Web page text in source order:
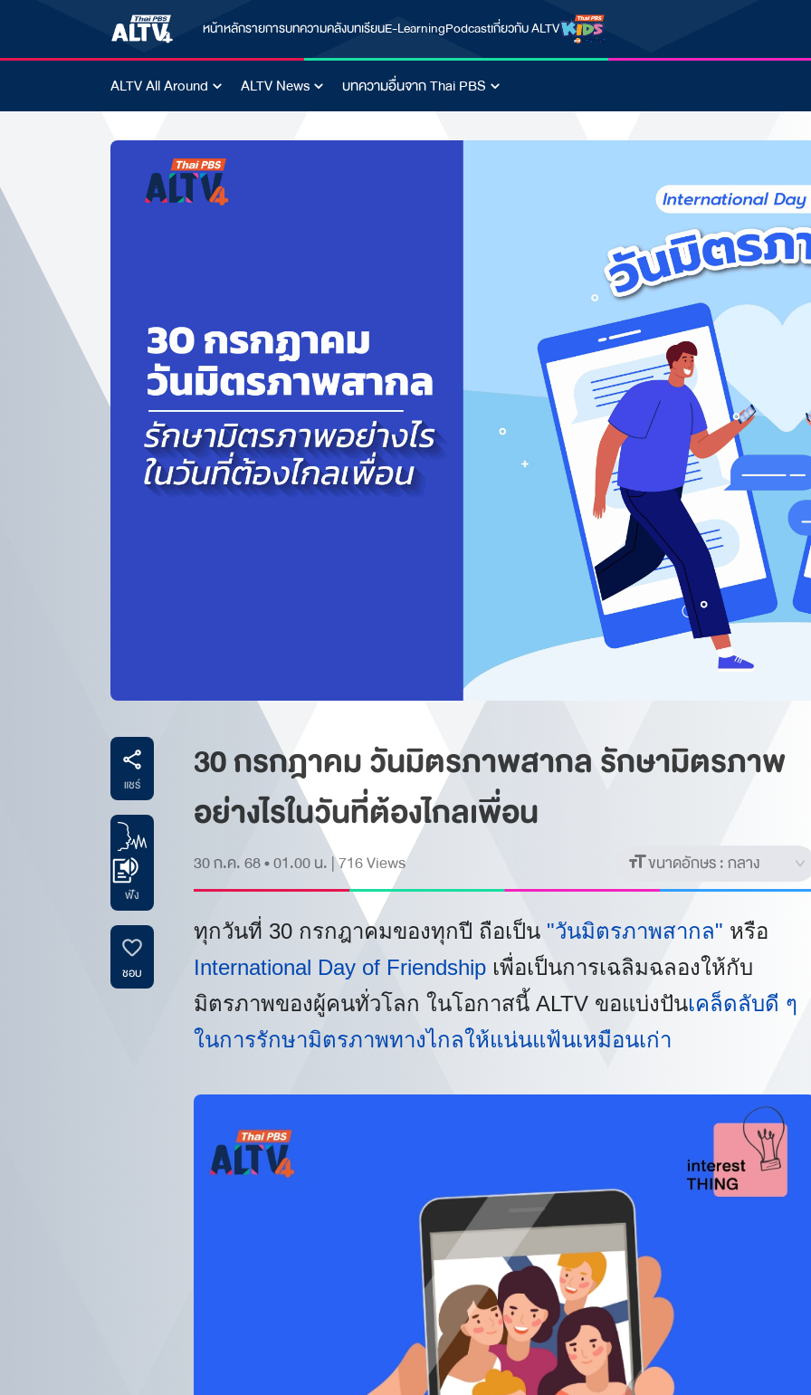
หน้าหลักรายการบทความคลังบทเรียนE-LearningPodcastเกี่ยวกับ ALTV
ALTV All Around ALTV News บทความอื่นจาก Thai PBS
แชร์
ฟัง
ชอบ
30 กรกฎาคม วันมิตรภาพสากล รักษามิตรภาพ
อย่างไรในวันที่ต้องไกลเพื่อน
30 ก.ค. 68 • 01.00 น. |716Views ขนาดอักษร :กลาง
ทุกวันที่ 30 กรกฎาคมของทุกปี ถือเป็น "วันมิตรภาพสากล" หรือ
International Day of Friendshipเพื่อเป็นการเฉลิมฉลองให้กับ
มิตรภาพของผู้คนทั่วโลก ในโอกาสนี้ ALTV ขอแบ่งปันเคล็ดลับดี ๆ
ในการรักษามิตรภาพทางไกลให้แน่นแฟ้นเหมือนเก่า